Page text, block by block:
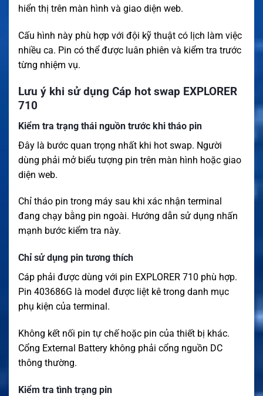
hiển thị trên màn hình và giao diện web.
Cấu hình này phù hợp với đội kỹ thuật có lịch làm việc
nhiều ca. Pin có thể được luân phiên và kiểm tra trước
từng nhiệm vụ.
Lưu ý khi sử dụng Cáp hot swap EXPLORER
710
Kiểm tra trạng thái nguồn trước khi tháo pin
Đây là bước quan trọng nhất khi hot swap. Người
dùng phải mở biểu tượng pin trên màn hình hoặc giao
diện web.
Chỉ tháo pin trong máy sau khi xác nhận terminal
đang chạy bằng pin ngoài. Hướng dẫn sử dụng nhấn
mạnh bước kiểm tra này.
Chỉ sử dụng pin tương thích
Cáp phải được dùng với pin EXPLORER 710 phù hợp.
Pin 403686G là model được liệt kê trong danh mục
phụ kiện của terminal.
Không kết nối pin tự chế hoặc pin của thiết bị khác.
Cổng External Battery không phải cổng nguồn DC
thông thường.
Kiểm tra tình trạng pin